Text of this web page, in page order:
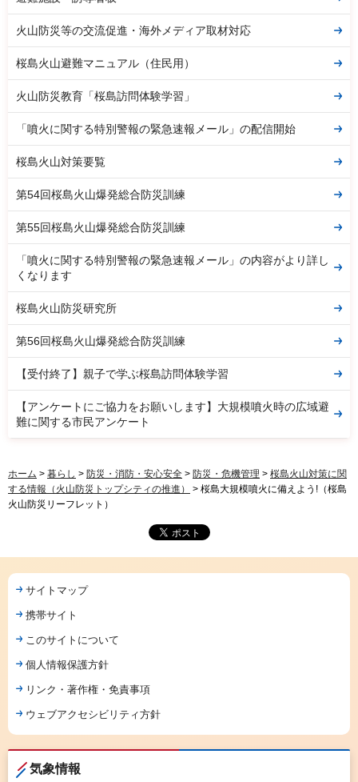
火山防災等の交流促進・海外メディア取材対応
桜島火山避難マニュアル（住民用）
火山防災教育「桜島訪問体験学習」
「噴火に関する特別警報の緊急速報メール」の配信開始
桜島火山対策要覧
第54回桜島火山爆発総合防災訓練
第55回桜島火山爆発総合防災訓練
「噴火に関する特別警報の緊急速報メール」の内容がより詳し
くなります
桜島火山防災研究所
第56回桜島火山爆発総合防災訓練
【受付終了】親子で学ぶ桜島訪問体験学習
【アンケートにご協力をお願いします】大規模噴火時の広域避
難に関する市民アンケート
ホーム > 暮らし > 防災・消防・安心安全 > 防災・危機管理 > 桜島火山対策に関
する情報（火山防災トップシティの推進）
> 桜島大規模噴火に備えよう!（桜島
火山防災リーフレット）
サイトマップ
携帯サイト
このサイトについて
個人情報保護方針
リンク・著作権・免責事項
ウェブアクセシビリティ方針
気象情報